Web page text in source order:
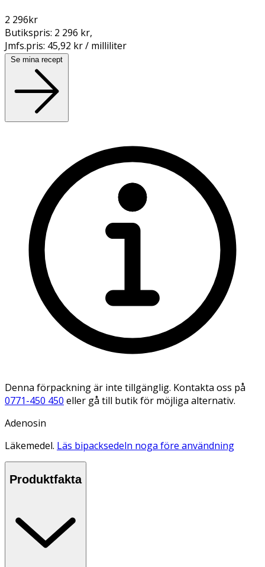
2 296kr
Butikspris: 2 296 kr,
Jmfs.pris: 45,92 kr / milliliter
Se mina recept
Denna förpackning är inte tillgänglig. Kontakta oss på
0771-450 450 eller gå till butik för möjliga alternativ.
Adenosin
Läkemedel. Läs bipacksedeln noga före användning
Produktfakta